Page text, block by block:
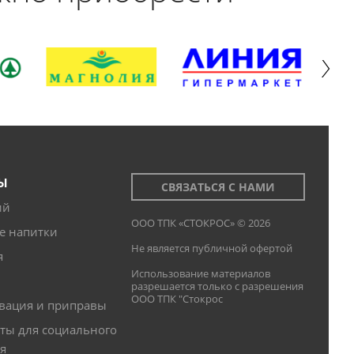
напитки
и приправы
для социального
СВЯЗАТЬСЯ С НАМИ
ООО ТПК «СТОКРОС» © 2026
Не является публичной офертой
Использование материалов
разрешается только с разрешения
ООО ТПК "Стокрос